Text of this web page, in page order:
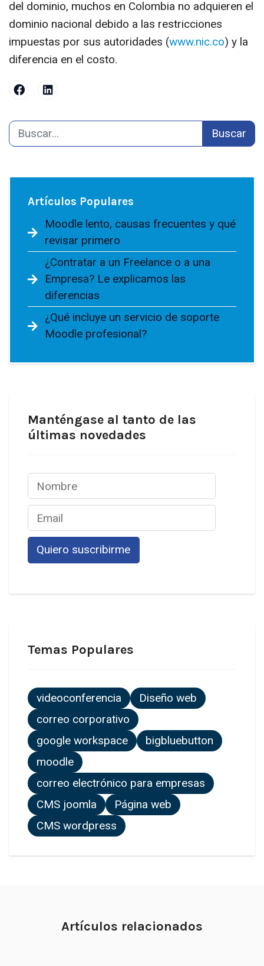
del dominio, muchos en Colombia no adquieren el
dominio nacional debido a las restricciones
impuestas por sus autoridades (www.nic.co) y la
diferencia en el costo.
Buscar
Artículos Populares
Moodle lento, causas frecuentes y qué
revisar primero
¿Contratar a un Freelance o a una
Empresa? Le explicamos las
diferencias
¿Qué incluye un servicio de soporte
Moodle profesional?
Manténgase al tanto de las
últimas novedades
Temas Populares
videoconferencia
Diseño web
correo corporativo
google workspace
bigbluebutton
moodle
correo electrónico para empresas
CMS joomla
Página web
CMS wordpress
Artículos relacionados